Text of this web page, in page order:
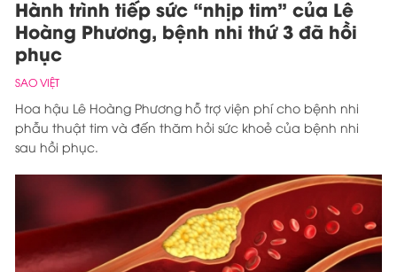
Hành trình tiếp sức “nhịp tim” của Lê
Hoàng Phương, bệnh nhi thứ 3 đã hồi
phục
SAO VIỆT
Hoa hậu Lê Hoàng Phương hỗ trợ viện phí cho bệnh nhi
phẫu thuật tim và đến thăm hỏi sức khoẻ của bệnh nhi
sau hồi phục.